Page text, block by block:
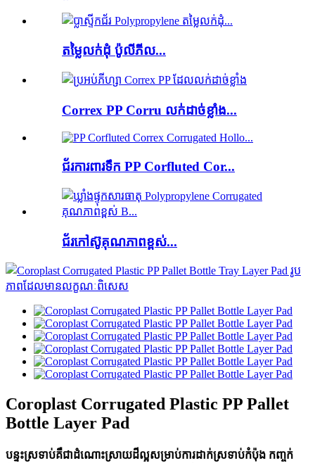
តម្លៃលក់ដុំ ប៉ូលីភីល...
Correx PP Corru លក់ដាច់ខ្លាំង...
ជ័រការពារទឹក PP Corfluted Cor...
ជ័រកៅស៊ូគុណភាពខ្ពស់...
Coroplast Corrugated Plastic PP Pallet
Bottle Layer Pad
បន្ទះស្រទាប់គឺជាដំណោះស្រាយដ៏ល្អសម្រាប់ការដាក់ស្រទាប់កំប៉ុង កញ្ចក់